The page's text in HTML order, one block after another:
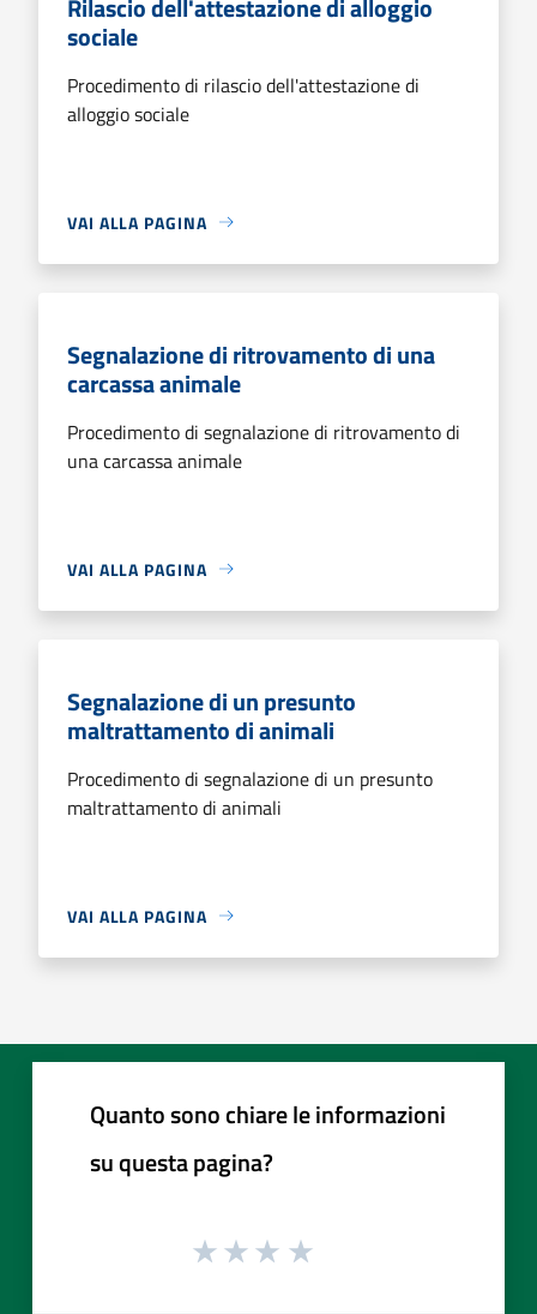
sociale
Procedimento di rilascio dell'attestazione di
alloggio sociale
VAI ALLA PAGINA
Segnalazione di ritrovamento di una
carcassa animale
Procedimento di segnalazione di ritrovamento di
una carcassa animale
VAI ALLA PAGINA
Segnalazione di un presunto
maltrattamento di animali
Procedimento di segnalazione di un presunto
maltrattamento di animali
VAI ALLA PAGINA
Quanto sono chiare le informazioni
su questa pagina?